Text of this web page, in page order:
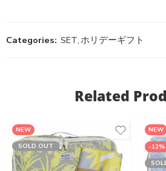
Categories: SET,ホリデーギフト
Related
NEW
SOLD OUT
NEW
-12%